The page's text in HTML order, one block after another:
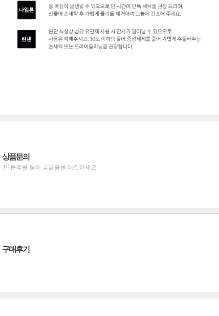
상품문의
1:1문의를 통해 궁금증을 해결하세요.
구매후기